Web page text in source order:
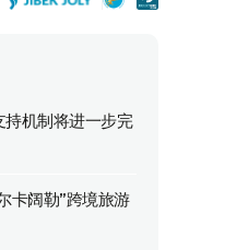
机制将进一步完
卡阔勒”跨境旅游